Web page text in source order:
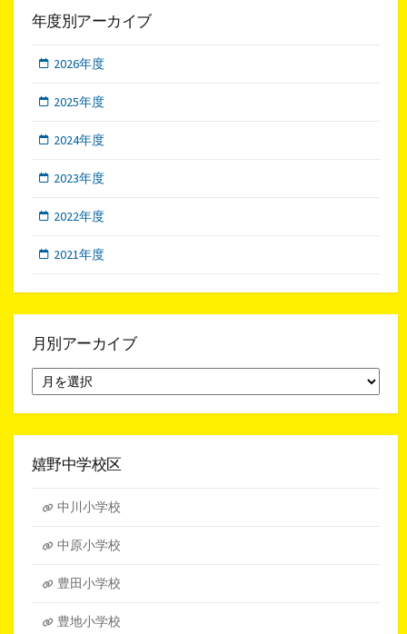
年度別アーカイブ
2026年度
2025年度
2024年度
2023年度
2022年度
2021年度
月別アーカイブ
別
ア
イ
嬉野中学校区
中川小学校
中原小学校
豊田小学校
豊地小学校